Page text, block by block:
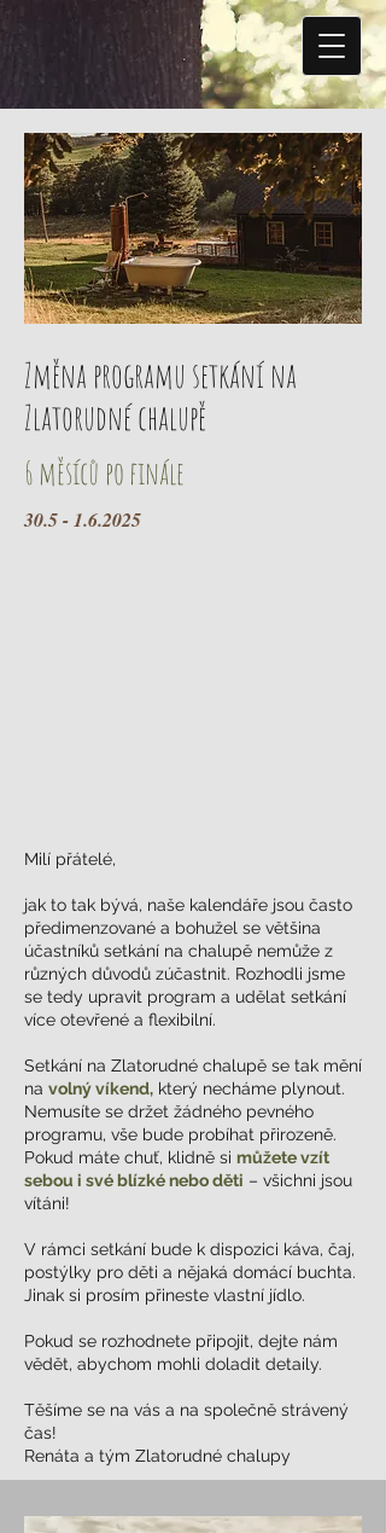
Změna programu setkání na
Zlatorudné chalupě
6 měsíců po finále
30.5 - 1.6.2025
Milí přátelé,
jak to tak bývá, naše kalendáře jsou často
předimenzované a bohužel se většina
účastníků setkání na chalupě nemůže z
různých důvodů zúčastnit. Rozhodli jsme
se tedy upravit program a udělat setkání
více otevřené a flexibilní.
Setkání na Zlatorudné chalupě se tak mění
na volný víkend, který necháme plynout.
Nemusíte se držet žádného pevného
programu, vše bude probíhat přirozeně.
Pokud máte chuť, klidně si můžete vzít
sebou i své blízké nebo děti – všichni jsou
vítáni!
V rámci setkání bude k dispozici káva, čaj,
postýlky pro děti a nějaká domácí buchta.
Jinak si prosím přineste vlastní jídlo.
Pokud se rozhodnete připojit, dejte nám
vědět, abychom mohli doladit detaily.
Těšíme se na vás a na společně strávený
čas!
Renáta a tým Zlatorudné chalupy